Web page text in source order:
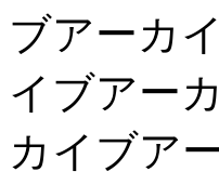
ブアーカ
イブアー
カイブア